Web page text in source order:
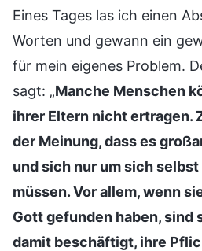
Eines Tages las ich einen
Worten und gewann ein
für mein eigenes Problem.
sagt: „Manche Menschen
ihrer Eltern nicht ertragen.
der Meinung, dass es
und sich nur um sich selbst
müssen. Vor allem, wenn
Gott gefunden haben, sind
damit beschäftigt, ihre